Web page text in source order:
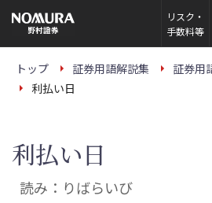
の
ー
リスク・
手数料等
トップ 証券用語解説集
証券用
利払い日
利払い日
読み：りばらいび